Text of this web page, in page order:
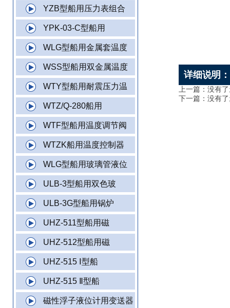
YZB型船用压力表组合
YPK-03-C型船用
WLG型船用金属套温度
WSS型船用双金属温度
WTY型船用耐震压力温
WTZ/Q-280船用
WTF型船用温度调节阀
WTZK船用温度控制器
WLG型船用玻璃管液位
ULB-3型船用双色玻
ULB-3G型船用锅炉
UHZ-511型船用磁
UHZ-512型船用磁
UHZ-515 Ⅰ型船
UHZ-515 Ⅱ型船
磁性浮子液位计用变送器
详细说明：
上一篇：没有
下一篇：没有